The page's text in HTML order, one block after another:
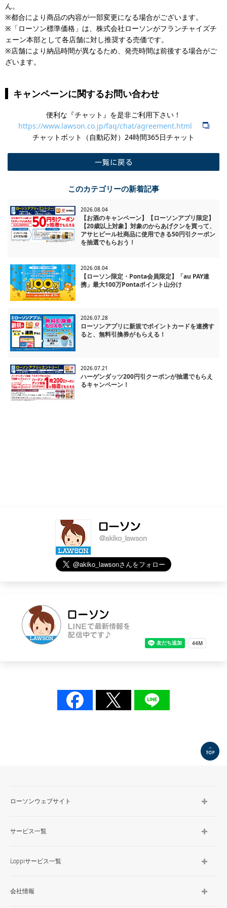
ん。
※都合により商品の内容が一部変更になる場合がございます。
※「ローソン標準価格」は、株式会社ローソンがフランチャイズチ
ェーン本部として各店舗に対し推奨する売価です。
※店舗により納品時間が異なるため、発売時間は前後する場合がご
ざいます。
キャンペーンに関するお問い合わせ
便利な『チャット』を是非ご利用下さい！
https://www.lawson.co.jp/faq/chat/agreement.html
チャットボット（自動応対）24時間365日チャット
このカテゴリーの新着記事
2026.08.04
【お酒のキャンペーン】【ローソンアプリ限定】
【20歳以上対象】対象のからあげクンを買って、
アサヒビール社商品に使用できる50円引クーポン
を抽選でもらおう！
2026.08.04
【ローソン限定・Ponta会員限定】「au PAY連
携」最大100万Pontaポイント山分け
2026.07.28
ローソンアプリに新規でポイントカードを連携す
ると、無料引換券がもらえる！
2026.07.21
ハーゲンダッツ200円引クーポンが抽選でもらえ
るキャンペーン！
ローソンウェブサイト
サービス一覧
Loppiサービス一覧
会社情報